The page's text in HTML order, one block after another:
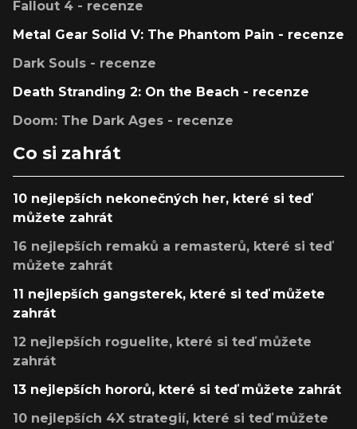
Fallout 4 - recenze
Metal Gear Solid V: The Phantom Pain - recenze
Dark Souls - recenze
Death Stranding 2: On the Beach - recenze
Doom: The Dark Ages - recenze
Co si zahrát
10 nejlepších nekonečných her, které si teď
můžete zahrát
16 nejlepších remaků a remasterů, které si teď
můžete zahrát
11 nejlepších gangsterek, které si teď můžete
zahrát
12 nejlepších roguelite, které si teď můžete
zahrát
13 nejlepších hororů, které si teď můžete zahrát
10 nejlepších 4X strategií, které si teď můžete